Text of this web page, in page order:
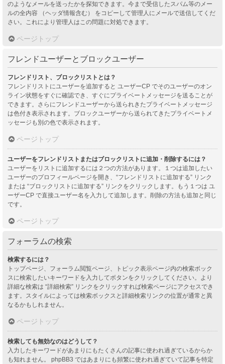
のようなメールを送ったかを探知できます。今まで受信したスパム等のメー
ルの全内容 （ヘッダ情報含む） をコピーして管理人にメールで送信してくだ
さい。これにより管理人はこの問題に対処できます。
ページトップ
フレンドユーザーとブロックユーザー
フレンドリスト、ブロックリストとは？
フレンドリストにユーザーを追加すると ユーザーCP でそのユーザーのオン
ライン状態をすぐに確認でき、すぐにプライベートメッセージを送ることが
できます。さらにフレンドユーザーから送られきたプライベートメッセージ
は色付き表示されます。ブロックユーザーから送られてきたプライベートメ
ッセージも別の色で表示されます。
ページトップ
ユーザーをフレンドリストまたはブロックリストに追加・削除するには？
ユーザーをリストに追加するには２つの方法があります。１つは追加したい
ユーザーのプロフィールページを開き、“フレンドリストに追加する” リンク
または “ブロックリストに追加する” リンクをクリックします。もう１つは ユ
ーザーCP で直接ユーザー名を入力して追加します。削除の方法も追加と同じ
です。
ページトップ
フォーラムの検索
検索するには？
トップページ、フォーラム閲覧ページ、トピック表示ページ内の検索ボック
スに検索したいキーワードを入力してボタンをクリックしてください。より
詳細な検索は “詳細検索” リンクをクリックすれば検索ページにアクセスでき
ます。スタイルによっては検索ボックスと詳細検索リンクの位置が通常と異
なるかもしれません。
ページトップ
検索しても無効なのはどうして？
入力したキーワードがあまりにもたくさんの記事に使われ過ぎているからか
も知れません。 phpBB3 ではあまりにも頻繁に使われ過ぎていて記事を特定